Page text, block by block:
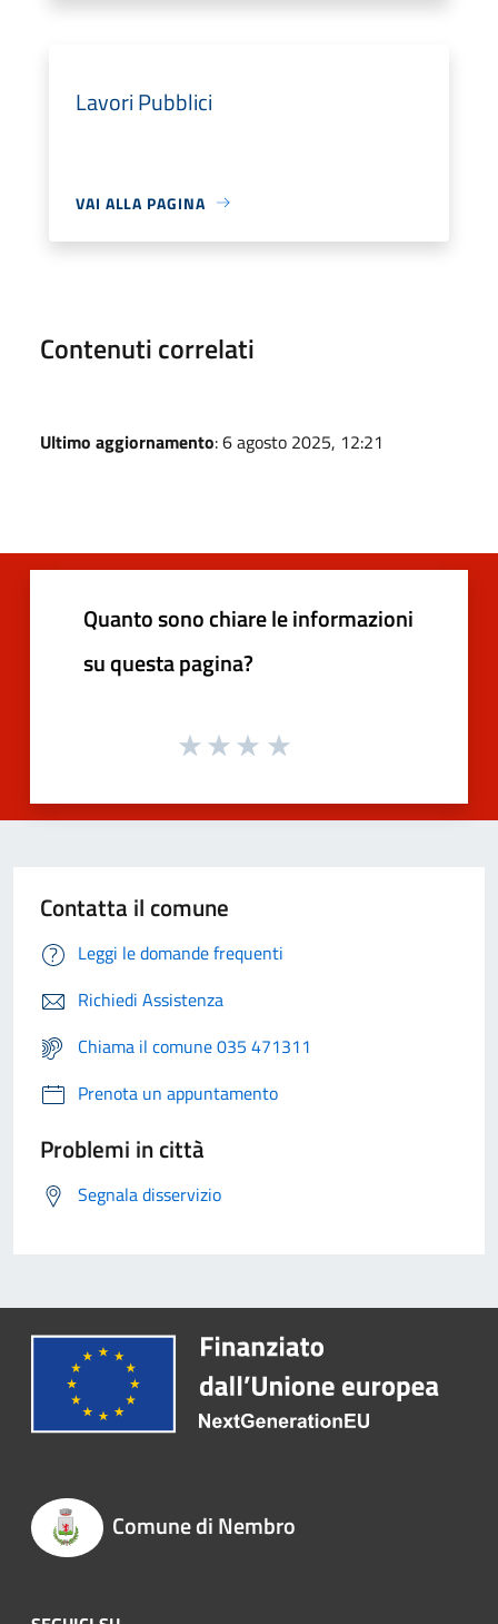
Lavori Pubblici
VAI ALLA PAGINA
Contenuti correlati
Ultimo aggiornamento: 6 agosto 2025, 12:21
Quanto sono chiare le informazioni
su questa pagina?
Contatta il comune
Leggi le domande frequenti
Richiedi Assistenza
Chiama il comune 035 471311
Prenota un appuntamento
Problemi in città
Segnala disservizio
Comune di Nembro